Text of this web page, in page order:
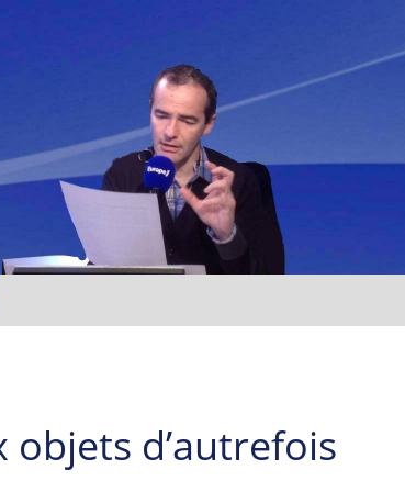
objets d’autrefois